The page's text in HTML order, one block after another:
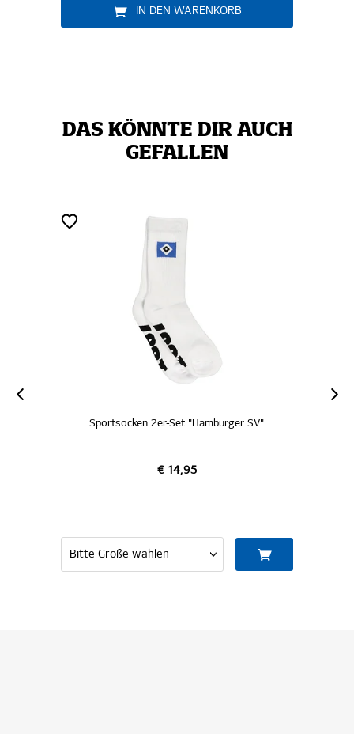
IN DEN WARENKORB
DAS KÖNNTE DIR AUCH
GEFALLEN
Sportsocken 2er-Set "Hamburger SV"
€ 14,95